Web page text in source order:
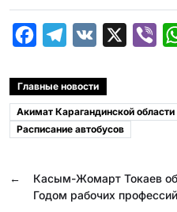
c
e
b
o
k
l
e
g
a
m
e
Главные новости
Акимат Карагандинской области
Расписание автобусов
←
Касым-Жомарт Токаев
Годом рабочих